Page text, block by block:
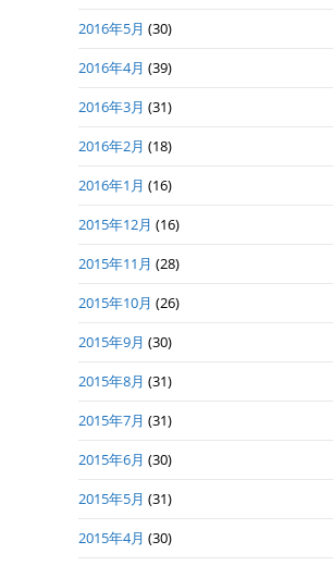
2016年5月 (30)
2016年4月 (39)
2016年3月 (31)
2016年2月 (18)
2016年1月 (16)
2015年12月 (16)
2015年11月 (28)
2015年10月 (26)
2015年9月 (30)
2015年8月 (31)
2015年7月 (31)
2015年6月 (30)
2015年5月 (31)
2015年4月 (30)